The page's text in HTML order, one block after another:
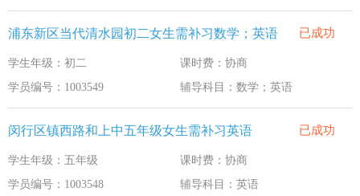
浦东新区当代清水园初二女生需补习数学；英语 已成功
学生年级：初二
课时费：协商
学员编号：1003549
辅导科目：数学；英语
闵行区镇西路和上中五年级女生需补习英语 已成功
学生年级：五年级
课时费：协商
学员编号：1003548
辅导科目：英语